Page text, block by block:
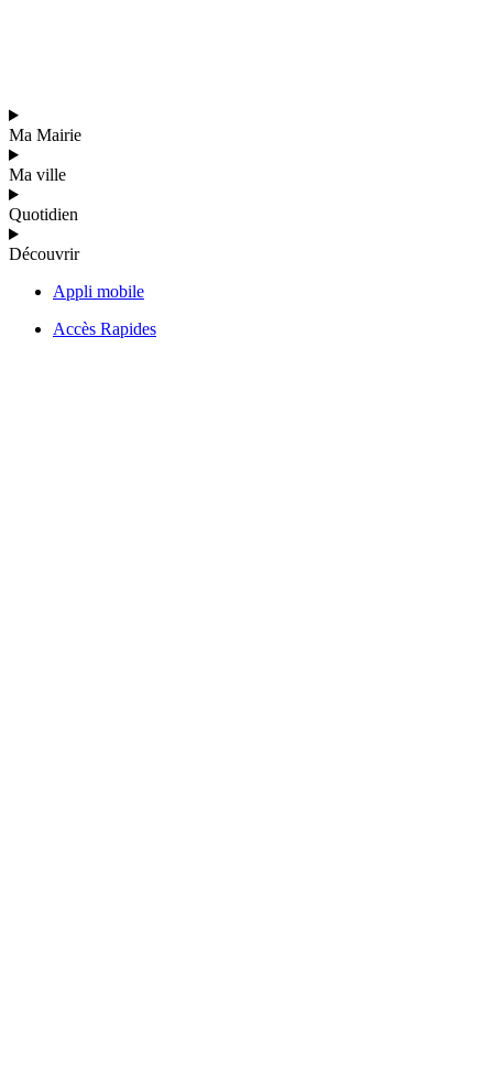
Ma Mairie
Ma ville
Quotidien
Découvrir
Appli mobile
Accès Rapides